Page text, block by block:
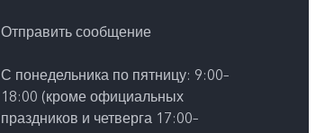
Отправить сообщение
С понедельника по пятницу: 9:00–
18:00 (кроме официальных
праздников и четверга 17:00–